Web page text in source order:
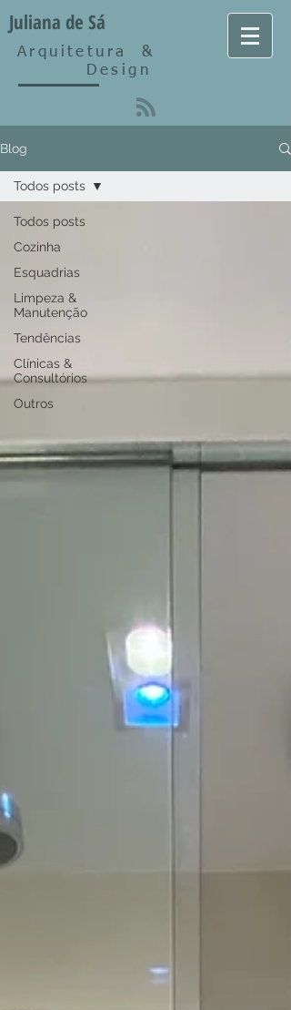
Arquitetura&
Design
Juliana de Sá
Blog
Todos posts
Cozinha
Esquadrias
Limpeza &
Manutenção
Tendências
Clínicas &
Consultórios
Outros
Todos posts